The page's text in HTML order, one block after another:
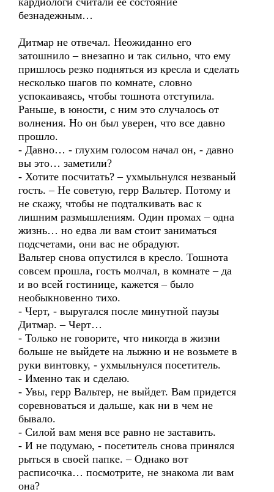
безнадежным…
Дитмар не отвечал. Неожиданно его
затошнило – внезапно и так сильно, что ему
пришлось резко подняться из кресла и сделать
несколько шагов по комнате, словно
успокаиваясь, чтобы тошнота отступила.
Раньше, в юности, с ним это случалось от
волнения. Но он был уверен, что все давно
прошло.
- Давно… - глухим голосом начал он, - давно
вы это… заметили?
- Хотите посчитать? – ухмыльнулся незваный
гость. – Не советую, герр Вальтер. Потому и
не скажу, чтобы не подталкивать вас к
лишним размышлениям. Один промах – одна
жизнь… но едва ли вам стоит заниматься
подсчетами, они вас не обрадуют.
Вальтер снова опустился в кресло. Тошнота
совсем прошла, гость молчал, в комнате – да
и во всей гостинице, кажется – было
необыкновенно тихо.
- Черт, - выругался после минутной паузы
Дитмар. – Черт…
- Только не говорите, что никогда в жизни
больше не выйдете на лыжню и не возьмете в
руки винтовку, - ухмыльнулся посетитель.
- Именно так и сделаю.
- Увы, герр Вальтер, не выйдет. Вам придется
соревноваться и дальше, как ни в чем не
бывало.
- Силой вам меня все равно не заставить.
- И не подумаю, - посетитель снова принялся
рыться в своей папке. – Однако вот
расписочка… посмотрите, не знакома ли вам
она?